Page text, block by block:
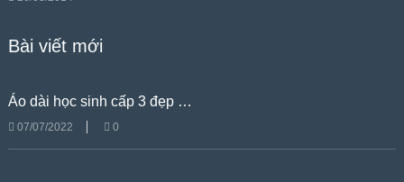
Bài viết mới
Áo dài học sinh cấp 3 đẹp …
07/07/2022 0